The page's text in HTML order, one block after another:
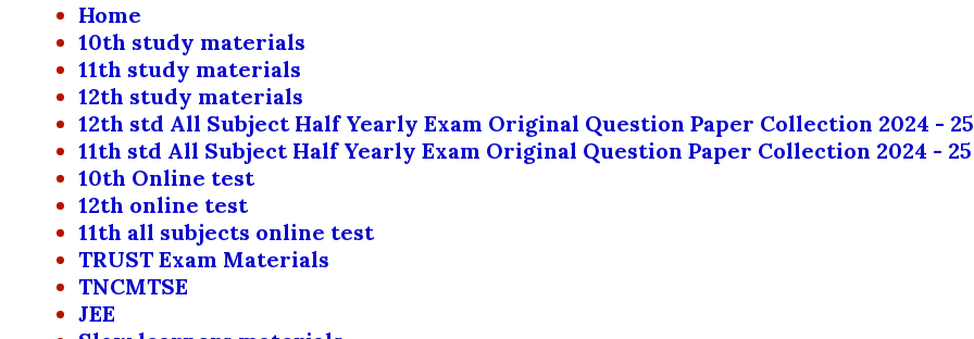
Home
10th study materials
11th study materials
12th study materials
12th std All Subject Half Yearly Exam Original Question Paper Collection 2024 - 25
11th std All Subject Half Yearly Exam Original Question Paper Collection 2024 - 25
10th Online test
12th online test
11th all subjects online test
TRUST Exam Materials
TNCMTSE
JEE